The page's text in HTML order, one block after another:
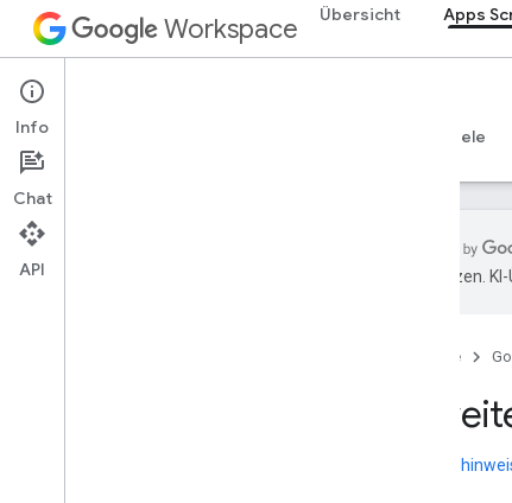
Workspace Übersicht Apps
Apps Script
Übersicht Beispiele
übersetzen.
Startseite
Info
Chat
API